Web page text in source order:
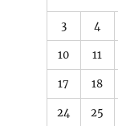
3 4
10 11
17 18
24 25